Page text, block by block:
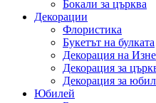
Бокали за църква
Декорации
Флористика
Букетът на булката
Декорация на
Декорация за
Декорация за
Юбилей